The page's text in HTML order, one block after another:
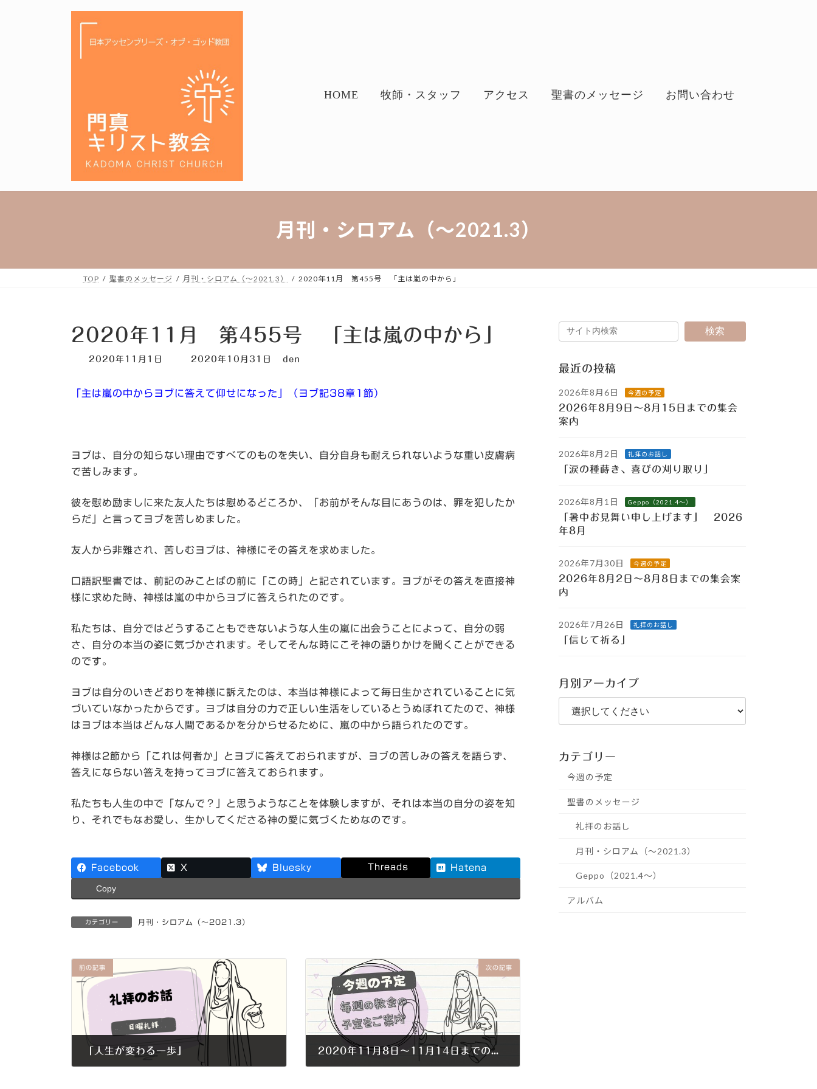
HOME 牧師・スタッフ アクセス 聖書のメッセージ お問い合わせ
月刊・シロアム（～2021.3）
TOP 聖書のメッセージ 月刊・シロアム（～2021.3） 2020年11月 第455号 「主は嵐の中から」
2020年11月 第455号 「主は嵐の中から」
2020年11月1日
最
新
2020年10月31日 den
「主は嵐の中からヨブに答えて仰せになった」（ヨブ記38章1節）
ヨブは、自分の知らない理由ですべてのものを失い、自分自身も耐えられないような重い皮膚病
で苦しみます。
彼を慰め励ましに来た友人たちは慰めるどころか、「お前がそんな目にあうのは、罪を犯したか
らだ」と言ってヨブを苦しめました。
友人から非難され、苦しむヨブは、神様にその答えを求めました。
口語訳聖書では、前記のみことばの前に「この時」と記されています。ヨブがその答えを直接神
様に求めた時、神様は嵐の中からヨブに答えられたのです。
私たちは、自分ではどうすることもできないような人生の嵐に出会うことによって、自分の弱
さ、自分の本当の姿に気づかされます。そしてそんな時にこそ神の語りかけを聞くことができる
のです。
ヨブは自分のいきどおりを神様に訴えたのは、本当は神様によって毎日生かされていることに気
づいていなかったからです。ヨブは自分の力で正しい生活をしているとうぬぼれてたので、神様
はヨブは本当はどんな人間であるかを分からせるために、嵐の中から語られたのです。
神様は2節から「これは何者か」とヨブに答えておられますが、ヨブの苦しみの答えを語らず、
答えにならない答えを持ってヨブに答えておられます。
私たちも人生の中で「なんで？」と思うようなことを体験しますが、それは本当の自分の姿を知
り、それでもなお愛し、生かしてくださる神の愛に気づくためなのです。
Facebook X Bluesky Threads Hatena
Copy
カテゴリー 月刊・シロアム（～2021.3）
前の記事
「人生が変わる一歩」
次の記事
2020年11月8日～11月14日までの集会案内
検索
最近の投稿
2026年8月6日 今週の予定
2026年8月9日～8月15日までの集会
案内
2026年8月2日 礼拝のお話し
「涙の種蒔き、喜びの刈り取り」
2026年8月1日 Geppo（2021.4～）
「暑中お見舞い申し上げます」 2026
年8月
2026年7月30日 今週の予定
2026年8月2日～8月8日までの集会案
内
2026年7月26日 礼拝のお話し
「信じて祈る」
月別アーカイブ
カテゴリー
今週の予定
聖書のメッセージ
礼拝のお話し
月刊・シロアム（～2021.3）
Geppo（2021.4～）
アルバム